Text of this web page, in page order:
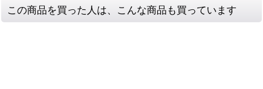
この商品を買った人は、こんな商品も買っています